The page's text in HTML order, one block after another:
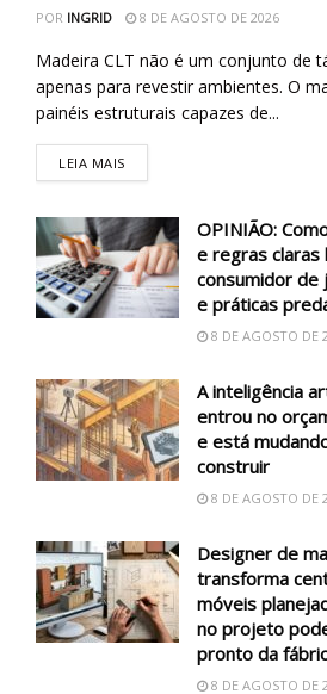
POR INGRID 8 DE AGOSTO DE 2026
Madeira CLT não é um conjunto de
apenas para revestir ambientes. O
painéis estruturais capazes de...
LEIA MAIS
OPINIÃO:
e regras claras
consumidor de
e práticas
8 DE AGOSTO DE
A inteligência
entrou no
e está
construir
8 DE AGOSTO DE
Designer de
transforma
móveis
no projeto
pronto da
8 DE AGOSTO DE